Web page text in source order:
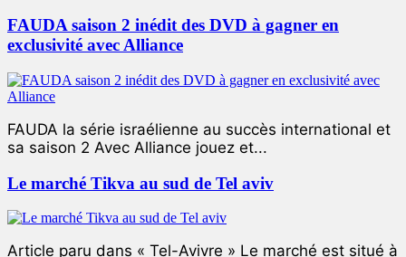
FAUDA saison 2 inédit des DVD à gagner en
exclusivité avec Alliance
FAUDA la série israélienne au succès international et
sa saison 2 Avec Alliance jouez et...
Le marché Tikva au sud de Tel aviv
Article paru dans « Tel-Avivre » Le marché est situé à